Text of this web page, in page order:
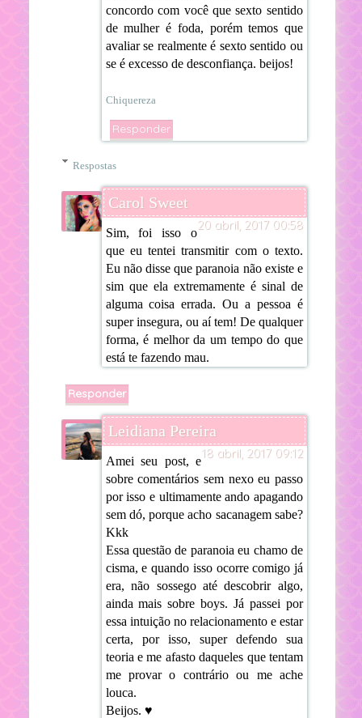
concordo com você que sexto sentido
de mulher é foda, porém temos que
avaliar se realmente é sexto sentido ou
se é excesso de desconfiança. beijos!
Chiquereza
Responder
Respostas
Carol Sweet
20 abril, 2017 00:58
Sim, foi isso o
que eu tentei transmitir com o texto.
Eu não disse que paranoia não existe e
sim que ela extremamente é sinal de
alguma coisa errada. Ou a pessoa é
super insegura, ou aí tem! De qualquer
forma, é melhor da um tempo do que
está te fazendo mau.
Responder
Leidiana Pereira
18 abril, 2017 09:12
Amei seu post, e
sobre comentários sem nexo eu passo
por isso e ultimamente ando apagando
sem dó, porque acho sacanagem sabe?
Kkk
Essa questão de paranoia eu chamo de
cisma, e quando isso ocorre comigo já
era, não sossego até descobrir algo,
ainda mais sobre boys. Já passei por
essa intuição no relacionamento e estar
certa, por isso, super defendo sua
teoria e me afasto daqueles que tentam
me provar o contrário ou me ache
louca.
Beijos. ♥